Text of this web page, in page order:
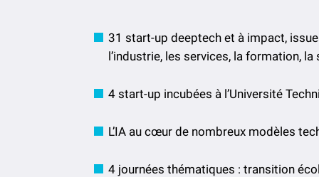
31 start-up deeptech et à impact,
l’industrie, les services, la formation,
4 start-up incubées à l’Université
L’IA au cœur de nombreux modèles
4 journées thématiques : transition